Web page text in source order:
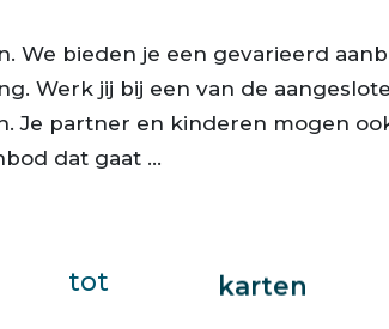
We bieden je een gevarieerd
Werk jij bij een van de
Je partner en kinderen mogen
dat gaat …
tot
hiphop
hitt training
hyrox
jump fit